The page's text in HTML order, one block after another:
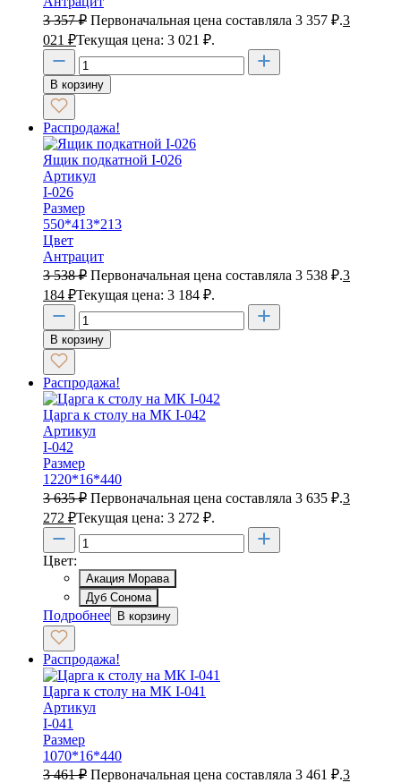
3 357₽ Первоначальная цена составляла 3 357 ₽.3
021 ₽Текущая цена: 3 021 ₽.
В корзину
Распродажа!
Ящик подкатной I-026
Артикул
I-026
Размер
550*413*213
Цвет
Антрацит
3 538₽ Первоначальная цена составляла 3 538 ₽.3
184 ₽Текущая цена: 3 184 ₽.
В корзину
Распродажа!
Царга к столу на МК I-042
Артикул
I-042
Размер
1220*16*440
3 635₽ Первоначальная цена составляла 3 635 ₽.3
272 ₽Текущая цена: 3 272 ₽.
Цвет:
Акация Морава
Дуб Сонома
Подробнее В корзину
Распродажа!
Царга к столу на МК I-041
Артикул
I-041
Размер
1070*16*440
3 461₽ Первоначальная цена составляла 3 461 ₽.3